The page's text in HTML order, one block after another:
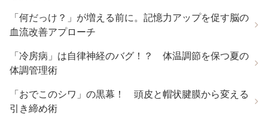
「何だっけ？」が増える前に。記憶力アップを促す脳の
血流改善アプローチ
「冷房病」は自律神経のバグ！？ 体温調節を保つ夏の
体調管理術
「おでこのシワ」の黒幕！ 頭皮と帽状腱膜から変える
引き締め術